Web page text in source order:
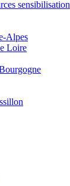
sensibilisation
Alpes
Loire